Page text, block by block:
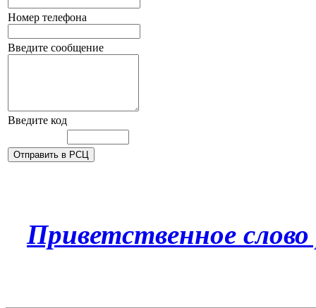
Номер телефона
Введите сообщение
Введите код
Приветственное слово